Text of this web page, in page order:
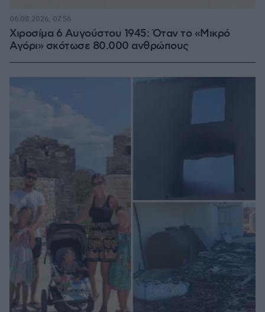
Χιροσίμα 6 Αυγούστου 1945: Όταν το «Μικρό
Αγόρι» σκότωσε 80.000 ανθρώπους
06.08.2026, 07:56